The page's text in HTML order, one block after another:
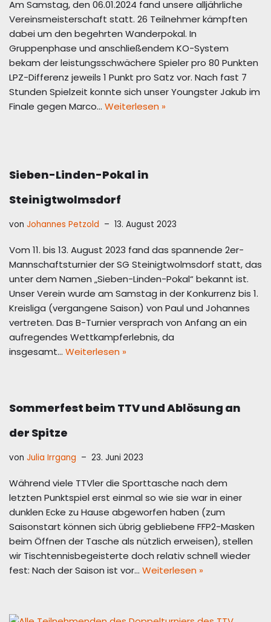
Am Samstag, den 06.01.2024 fand unsere alljährliche
Vereinsmeisterschaft statt. 26 Teilnehmer kämpften
dabei um den begehrten Wanderpokal. In
Gruppenphase und anschließendem KO-System
bekam der leistungsschwächere Spieler pro 80 Punkten
LPZ-Differenz jeweils 1 Punkt pro Satz vor. Nach fast 7
Stunden Spielzeit konnte sich unser Youngster Jakub im
Finale gegen Marco… Weiterlesen »
Sieben-Linden-Pokal in
Steinigtwolmsdorf
von Johannes Petzold 13. August 2023
Vom 11. bis 13. August 2023 fand das spannende 2er-
Mannschaftsturnier der SG Steinigtwolmsdorf statt, das
unter dem Namen „Sieben-Linden-Pokal“ bekannt ist.
Unser Verein wurde am Samstag in der Konkurrenz bis 1.
Kreisliga (vergangene Saison) von Paul und Johannes
vertreten. Das B-Turnier versprach von Anfang an ein
aufregendes Wettkampferlebnis, da
insgesamt… Weiterlesen »
Sommerfest beim TTV und Ablösung an
der Spitze
von Julia Irrgang 23. Juni 2023
Während viele TTVler die Sporttasche nach dem
letzten Punktspiel erst einmal so wie sie war in einer
dunklen Ecke zu Hause abgeworfen haben (zum
Saisonstart können sich übrig gebliebene FFP2-Masken
beim Öffnen der Tasche als nützlich erweisen), stellen
wir Tischtennisbegeisterte doch relativ schnell wieder
fest: Nach der Saison ist vor… Weiterlesen »